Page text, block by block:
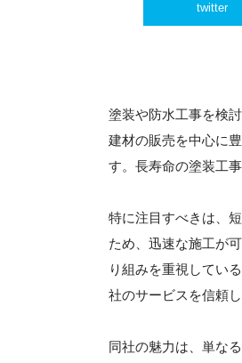
twitter
塗装や防水工事を検討
建材の販売を中心に
す。長寿命の塗装工
特に注目すべきは、
ため、迅速な施工が
り組みを重視してい
社のサービスを信頼し
同社の魅力は、単な